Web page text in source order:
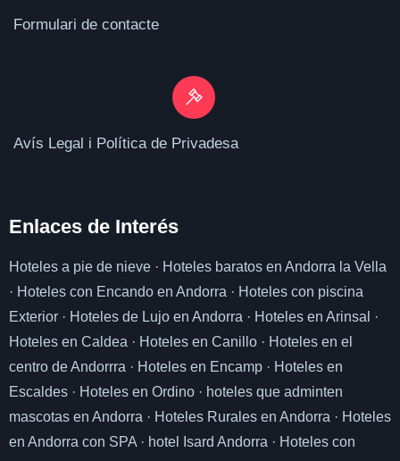
Formulari de contacte
Avís Legal i Política de Privadesa
Enlaces de Interés
Hoteles a pie de nieve · Hoteles baratos en Andorra la Vella
· Hoteles con Encando en Andorra · Hoteles con piscina
Exterior · Hoteles de Lujo en Andorra · Hoteles en Arinsal
·
Hoteles en Caldea · Hoteles en Canillo · Hoteles en el
centro de Andorrra · Hoteles en Encamp · Hoteles en
Escaldes · Hoteles en Ordino · hoteles que adminten
mascotas en Andorra · Hoteles Rurales en Andorra · Hoteles
en Andorra con SPA · hotel Isard Andorra · Hoteles con